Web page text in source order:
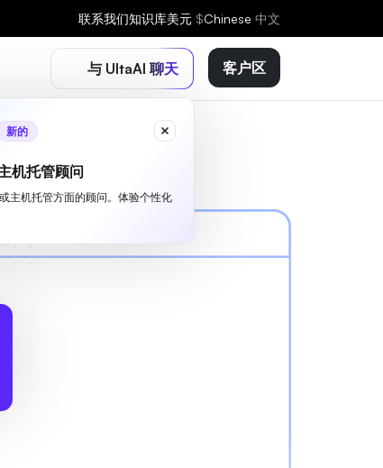
联系我们知识库美元 $Chinese 中文
与 UltaAI 聊天
新的
机托管顾问
主机托管方面的顾问。体验个性化
客户区